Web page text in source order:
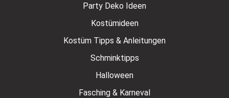
Party Deko Ideen
Kostümideen
Kostüm Tipps & Anleitungen
Schminktipps
Halloween
Fasching & Karneval